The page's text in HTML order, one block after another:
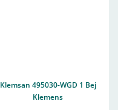
Klemsan 495030-WGD 1 Bej
Klemens